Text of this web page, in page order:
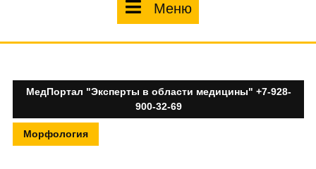
Меню
МедПортал "Эксперты в области медицины" +7-928-
900-32-69
Морфология